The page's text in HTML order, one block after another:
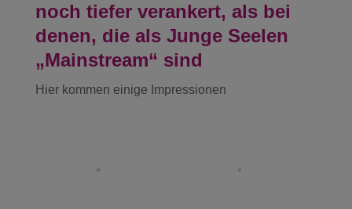
noch tiefer verankert, als bei
denen, die als Junge Seelen
„Mainstream“ sind
Hier kommen einige Impressionen